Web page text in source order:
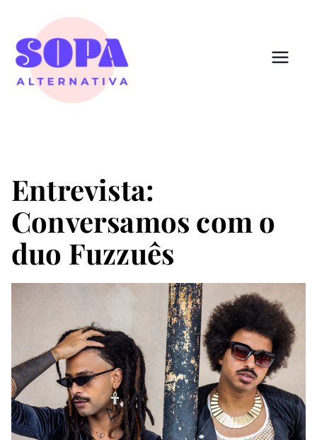
conteúdo
Entrevista:
Conversamos com o
duo Fuzzuês